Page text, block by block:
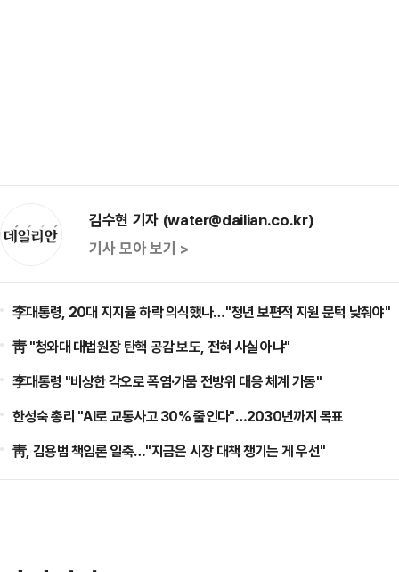
김수현 기자 (water@dailian.co.kr)
기사 모아 보기 >
李대통령, 20대 지지율 하락 의식했나…"청년 보편적 지원 문턱 낮춰야"
靑 "청와대 대법원장 탄핵 공감 보도, 전혀 사실 아냐"
李대통령 "비상한 각오로 폭염·가뭄 전방위 대응 체계 가동"
한성숙 총리 "AI로 교통사고 30% 줄인다"…2030년까지 목표
靑, 김용범 책임론 일축…"지금은 시장 대책 챙기는 게 우선"